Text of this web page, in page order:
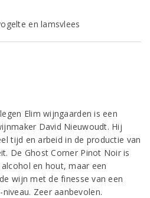
en lamsvlees
Elim wijngaarden is een
David Nieuwoudt. Hij
tijd en arbeid in de productie van
De Ghost Corner Pinot Noir is
en hout, maar een
wijn met de finesse van een
Zeer aanbevolen.